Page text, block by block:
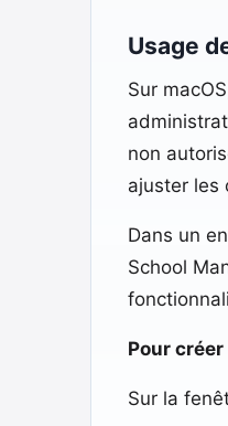
Usage
Sur
non
ajuster les
Dans un
School
Pour
Sur la